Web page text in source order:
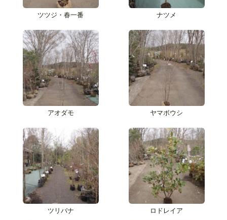
ツツジ・春一番 ナツメ
アオダモ ヤマボウシ
ツリバナ ロドレイア